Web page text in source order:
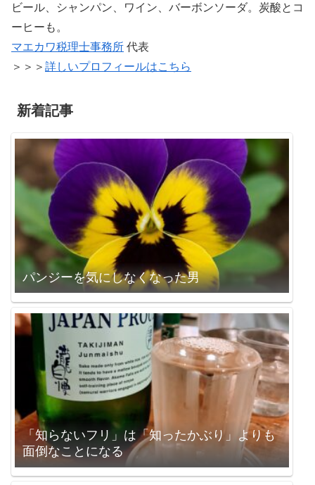
ビール、シャンパン、ワイン、バーボンソーダ。炭酸とコ
ーヒーも。
マエカワ税理士事務所 代表
＞＞＞ 詳しいプロフィールはこちら
新着記事
パンジーを気にしなくなった男
「知らないフリ」は「知ったかぶり」よりも
面倒なことになる